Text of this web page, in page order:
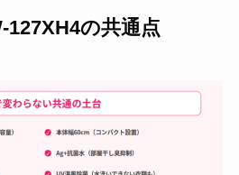
127XH4の共通点